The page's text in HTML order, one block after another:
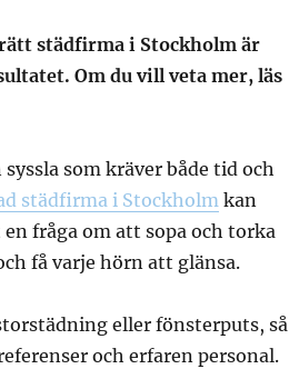
städfirma i Stockholm är
Om du vill veta mer, läs
som kräver både tid och
städfirma i Stockholmkan
fråga om att sopa och torka
få varje hörn att glänsa.
eller fönsterputs, så
och erfaren personal.